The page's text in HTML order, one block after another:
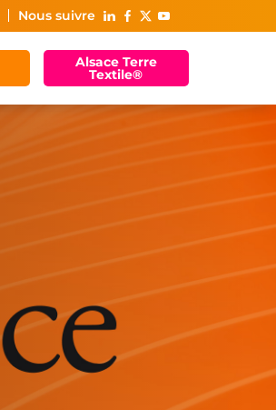
Nous suivre
Alsace Terre
Textile®